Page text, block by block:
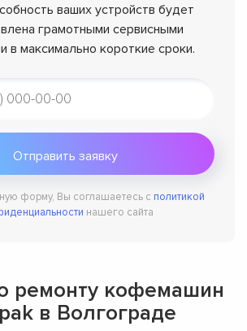
ваших устройств будет
грамотными сервисными
в максимально короткие сроки.
форму, Вы соглашаетесь с политикой
нашего сайта
ремонту кофемашин
в Волгограде